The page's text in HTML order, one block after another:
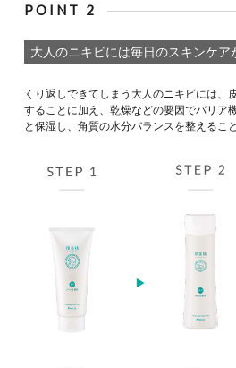
POINT 2
大人のニキビには毎日のスキンケア
くり返しできてしまう大人のニキビには、
することに加え、乾燥などの要因でバリア
と保湿し、角質の水分バランスを整えるこ